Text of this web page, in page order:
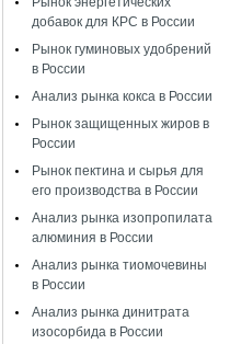
добавок для КРС в России
Рынок гуминовых удобрений
в России
Анализ рынка кокса в России
Рынок защищенных жиров в
России
Рынок пектина и сырья для
его производства в России
Анализ рынка изопропилата
алюминия в России
Анализ рынка тиомочевины
в России
Анализ рынка динитрата
изосорбида в России